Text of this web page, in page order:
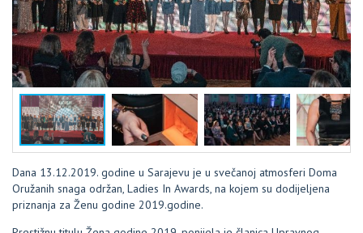
Dana 13.12.2019. godine u Sarajevu je u svečanoj atmosferi Doma
Oružanih snaga održan, Ladies In Awards, na kojem su dodijeljena
priznanja za Ženu godine 2019.godine.